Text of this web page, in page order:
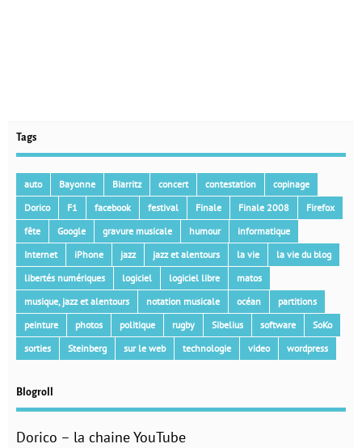
Tags
auto Bayonne Biarritz concert contestation
copinage
Dorico
F1 facebook festival Finale Finale 2008
Firefox
fête
Google gravure musicale humour
informatique
Internet
iPhone jazz jazz et alentours la vie
la vie du blog
libertés numériques
logiciel logiciel libre
matos
musique, jazz et alentours
notation musicale océan
partitions
peinture
photos politique rugby Sibelius software
SoKo
sorties
Steinberg sur le web technologie video wordpress
Blogroll
Dorico – la chaine YouTube